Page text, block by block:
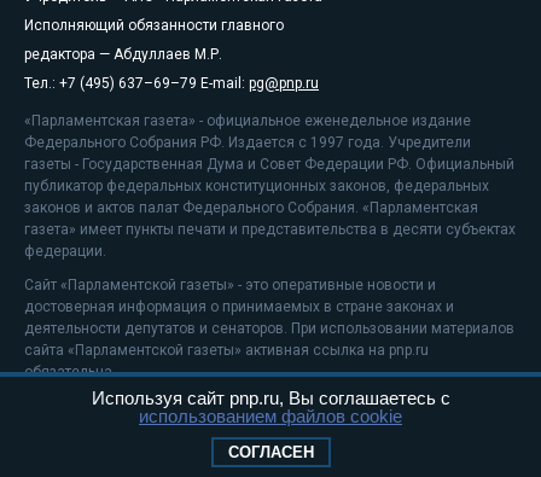
Исполняющий обязанности главного
редактора — Абдуллаев М.Р.
Тел.: +7 (495) 637–69–79 E-mail: pg@pnp.ru
«Парламентская газета» - официальное еженедельное издание
Федерального Собрания РФ. Издается с 1997 года. Учредители
газеты - Государственная Дума и Совет Федерации РФ. Официальный
публикатор федеральных конституционных законов, федеральных
законов и актов палат Федерального Собрания. «Парламентская
газета» имеет пункты печати и представительства в десяти субъектах
федерации.
Сайт «Парламентской газеты» - это оперативные новости и
достоверная информация о принимаемых в стране законах и
деятельности депутатов и сенаторов. При использовании материалов
сайта «Парламентской газеты» активная ссылка на pnp.ru
обязательна.
На информационном ресурсе применяютсярекомендательные
Положение о защите персональных данных
Используя сайт pnp.ru, Вы соглашаетесь с
использованием файлов cookie
СОГЛАСЕН